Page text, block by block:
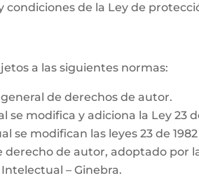
condiciones de la Ley de
a las siguientes normas:
general de derechos de autor.
se modifica y adiciona la Ley 23
se modifican las leyes 23 de
derecho de autor, adoptado por
– Ginebra.